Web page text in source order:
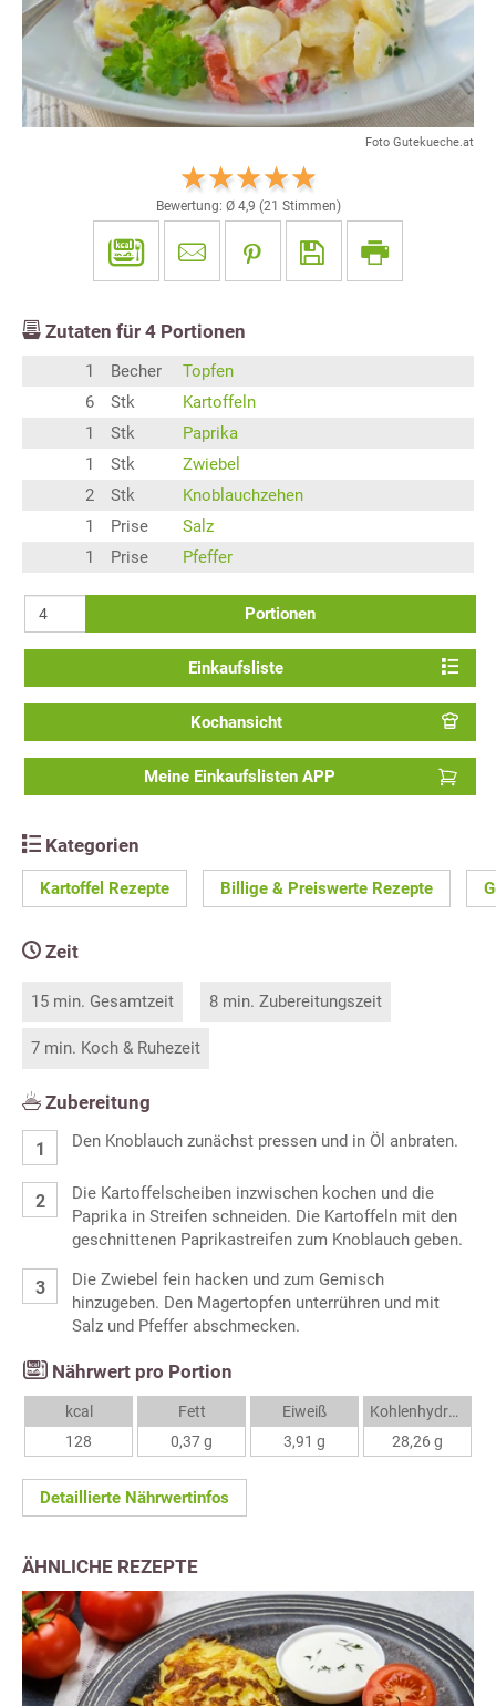
Foto Gutekueche.at
Bewertung: Ø 4,9 (21 Stimmen)
Zutaten für 4 Portionen
1 Becher
Topfen
6
Stk
Kartoffeln
1
Stk
Paprika
1
Stk
Zwiebel
2
Stk
Knoblauchzehen
1
Prise
Salz
1
Prise Pfeffer
Portionen
Einkaufsliste
Kochansicht
Meine Einkaufslisten APP
Kategorien
Kartoffel Rezepte Billige & Preiswerte Rezepte
Zeit
15 min. Gesamtzeit 8 min. Zubereitungszeit
7 min. Koch & Ruhezeit
Zubereitung
Den Knoblauch zunächst pressen und in Öl anbraten.
Die Kartoffelscheiben inzwischen kochen und die
Paprika in Streifen schneiden. Die Kartoffeln mit den
geschnittenen Paprikastreifen zum Knoblauch geben.
Die Zwiebel fein hacken und zum Gemisch
hinzugeben. Den Magertopfen unterrühren und mit
Salz und Pfeffer abschmecken.
Nährwert pro Portion
kcal
128
Fett
0,37 g
Eiweiß
3,91 g
Kohlenhydrate
28,26 g
Detaillierte Nährwertinfos
ÄHNLICHE REZEPTE